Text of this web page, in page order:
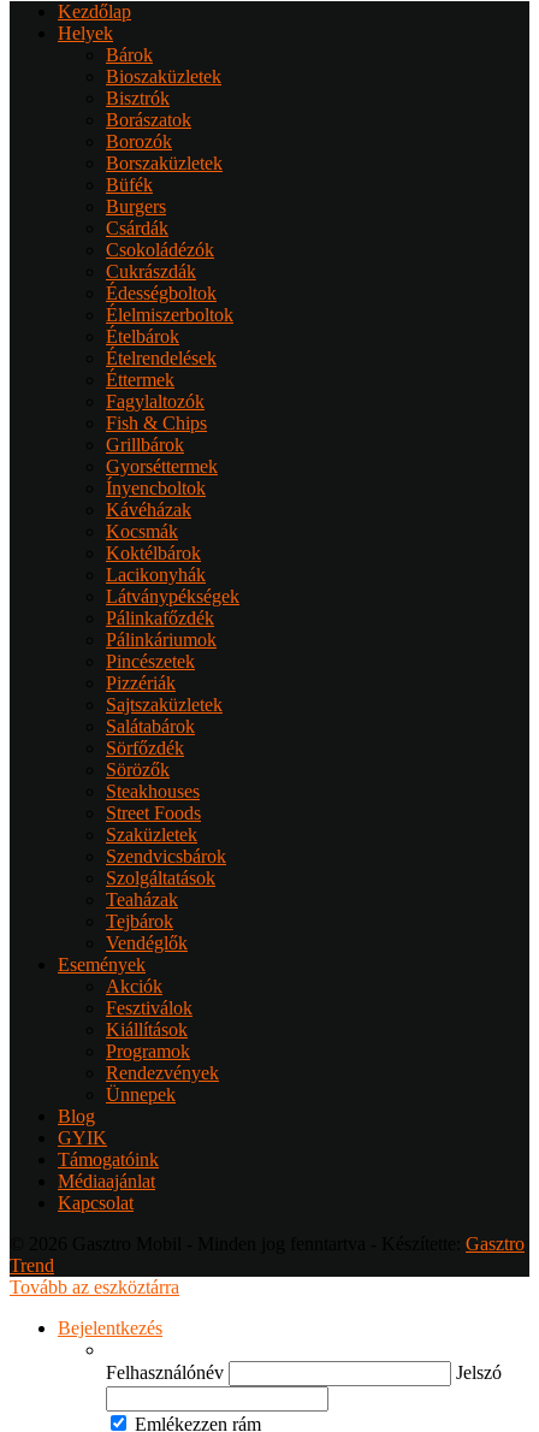
Kezdőlap
Helyek
Bárok
Bioszaküzletek
Bisztrók
Borászatok
Borozók
Borszaküzletek
Büfék
Burgers
Csárdák
Csokoládézók
Cukrászdák
Édességboltok
Élelmiszerboltok
Ételbárok
Ételrendelések
Éttermek
Fagylaltozók
Fish & Chips
Grillbárok
Gyorséttermek
Ínyencboltok
Kávéházak
Kocsmák
Koktélbárok
Lacikonyhák
Látványpékségek
Pálinkafőzdék
Pálinkáriumok
Pincészetek
Pizzériák
Sajtszaküzletek
Salátabárok
Sörfőzdék
Sörözők
Steakhouses
Street Foods
Szaküzletek
Szendvicsbárok
Szolgáltatások
Teaházak
Tejbárok
Vendéglők
Események
Akciók
Fesztiválok
Kiállítások
Programok
Rendezvények
Ünnepek
Blog
GYIK
Támogatóink
Médiaajánlat
Kapcsolat
Gasztro
Trend
Tovább az eszköztárra
Bejelentkezés
Felhasználónév Jelszó
Emlékezzen rám